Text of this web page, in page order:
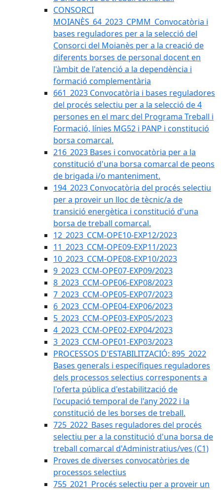
CONSORCI
MOIANÈS_64_2023_CPMM_Convocatòria i
bases reguladores per a la selecció del
Consorci del Moianès per a la creació de
diferents borses de personal docent en
l'àmbit de l'atenció a la dependència i
formació complementària
661_2023 Convocatòria i bases reguladores
del procés selectiu per a la selecció de 4
persones en el marc del Programa Treball i
Formació, línies MG52 i PANP i constitució
borsa comarcal.
216_2023 Bases i convocatòria per a la
constitució d'una borsa comarcal de peons
de brigada i/o manteniment.
194_2023 Convocatòria del procés selectiu
per a proveir un lloc de tècnic/a de
transició energètica i constitució d'una
borsa de treball comarcal.
12_2023_CCM-OPE10-EXP12/2023
11_2023_CCM-OPE09-EXP11/2023
10_2023_CCM-OPE08-EXP10/2023
9_2023_CCM-OPE07-EXP09/2023
8_2023_CCM-OPE06-EXP08/2023
7_2023_CCM-OPE05-EXP07/2023
6_2023_CCM-OPE04-EXP06/2023
5_2023_CCM-OPE03-EXP05/2023
4_2023_CCM-OPE02-EXP04/2023
3_2023_CCM-OPE01-EXP03/2023
PROCESSOS D'ESTABILITZACIÓ: 895_2022
Bases generals i específiques reguladores
dels processos selectius corresponents a
l'oferta pública d'estabilització de
l'ocupació temporal de l'any 2022 i la
constitució de les borses de treball.
725_2022_Bases reguladores del procés
selectiu per a la constitució d'una borsa de
treball comarcal d'Administratius/ves (C1)
Proves de diverses convocatòries de
processos selectius
755_2021_Procés selectiu per a proveir un